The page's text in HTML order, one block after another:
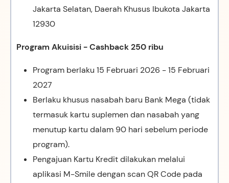
Jakarta Selatan, Daerah Khusus Ibukota Jakarta
12930
Program Akuisisi - Cashback 250 ribu
Program berlaku 15 Februari 2026 - 15 Februari
2027
Berlaku khusus nasabah baru Bank Mega (tidak
termasuk kartu suplemen dan nasabah yang
menutup kartu dalam 90 hari sebelum periode
program).
Pengajuan Kartu Kredit dilakukan melalui
aplikasi M-Smile dengan scan QR Code pada